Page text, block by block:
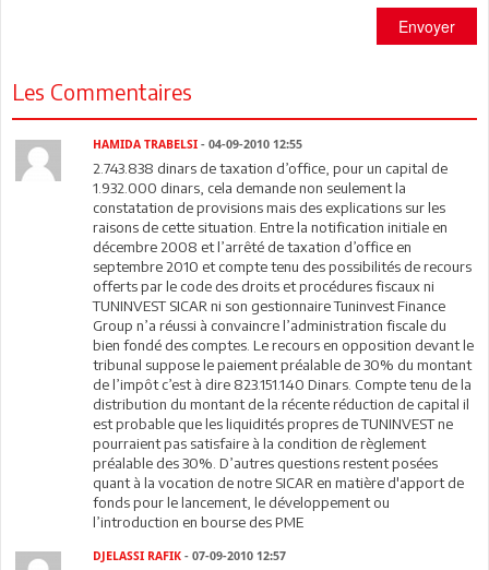
Envoyer
Les Commentaires
HAMIDA TRABELSI - 04-09-2010 12:55
2.743.838 dinars de taxation d’office, pour un capital de
1.932.000 dinars, cela demande non seulement la
constatation de provisions mais des explications sur les
raisons de cette situation. Entre la notification initiale en
décembre 2008 et l’arrêté de taxation d’office en
septembre 2010 et compte tenu des possibilités de recours
offerts par le code des droits et procédures fiscaux ni
TUNINVEST SICAR ni son gestionnaire Tuninvest Finance
Group n’a réussi à convaincre l’administration fiscale du
bien fondé des comptes. Le recours en opposition devant le
tribunal suppose le paiement préalable de 30% du montant
de l’impôt c’est à dire 823.151.140 Dinars. Compte tenu de la
distribution du montant de la récente réduction de capital il
est probable que les liquidités propres de TUNINVEST ne
pourraient pas satisfaire à la condition de règlement
préalable des 30%. D’autres questions restent posées
quant à la vocation de notre SICAR en matière d'apport de
fonds pour le lancement, le développement ou
l’introduction en bourse des PME
DJELASSI RAFIK - 07-09-2010 12:57